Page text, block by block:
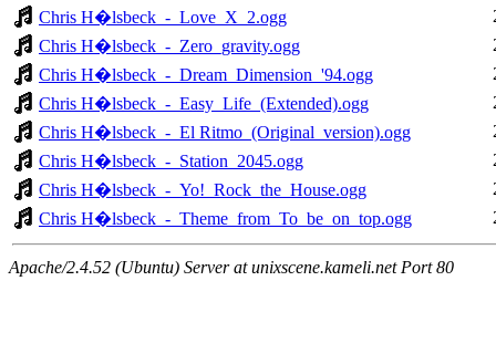
Chris H�lsbeck_-_Love_X_2.ogg
Chris H�lsbeck_-_Zero_gravity.ogg
Chris H�lsbeck_-_Dream_Dimension_'94.ogg
Chris H�lsbeck_-_Easy_Life_(Extended).ogg
Chris H�lsbeck_-_El Ritmo_(Original_version).ogg
Chris H�lsbeck_-_Station_2045.ogg
Chris H�lsbeck_-_Yo!_Rock_the_House.ogg
Chris H�lsbeck_-_Theme_from_To_be_on_top.ogg
Apache/2.4.52 (Ubuntu) Server at unixscene.kameli.net Port 80